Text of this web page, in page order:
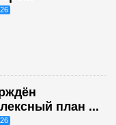
план ...